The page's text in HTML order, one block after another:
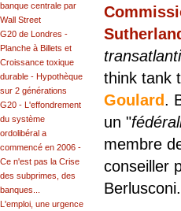
think tank
Goulard.
un "
membre
conseiller
Berlusconi.
banque centrale par
Wall Street
G20 de Londres -
Planche à Billets et
Croissance toxique
durable - Hypothèque
sur 2 générations
G20 - L'effondrement
du système
ordolibéral a
commencé en 2006 -
Ce n'est pas la Crise
des subprimes, des
banques...
L'emploi, une urgence